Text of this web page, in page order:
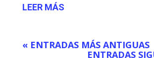
LEER MÁS
« ENTRADAS MÁS ANTIGUAS
ENTRADAS